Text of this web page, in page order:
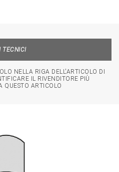
TECNICI
NELLA RIGA DELL'ARTICOLO DI
IL RIVENDITORE PIÙ
QUESTO ARTICOLO